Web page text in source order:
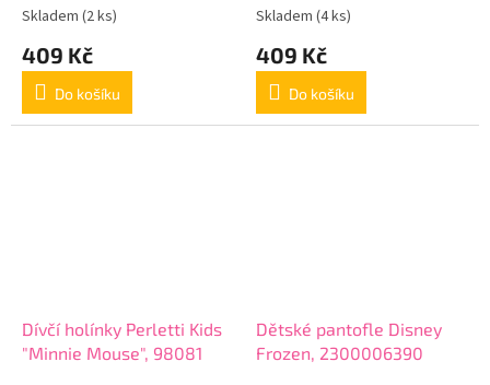
Skladem (2 ks)
409 Kč
Do košíku
Skladem (4 ks)
409 Kč
Do košíku
Dívčí holínky Perletti Kids
"Minnie Mouse", 98081
Dětské pantofle Disney
Frozen, 2300006390